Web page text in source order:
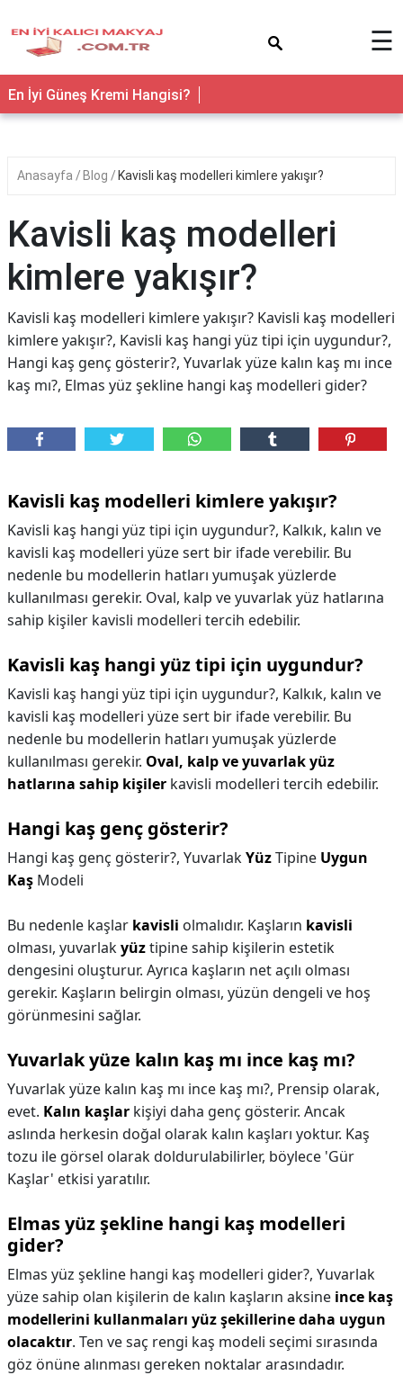
☰
En İyi Güneş Kremi Hangisi?
Anasayfa Blog Kavisli kaş modelleri kimlere yakışır?
Kavisli kaş modelleri
kimlere yakışır?
Kavisli kaş modelleri kimlere yakışır? Kavisli kaş modelleri
kimlere yakışır?, Kavisli kaş hangi yüz tipi için uygundur?,
Hangi kaş genç gösterir?, Yuvarlak yüze kalın kaş mı ince
kaş mı?, Elmas yüz şekline hangi kaş modelleri gider?
Kavisli kaş modelleri kimlere yakışır?
Kavisli kaş hangi yüz tipi için uygundur?, Kalkık, kalın ve
kavisli kaş modelleri yüze sert bir ifade verebilir. Bu
nedenle bu modellerin hatları yumuşak yüzlerde
kullanılması gerekir. Oval, kalp ve yuvarlak yüz hatlarına
sahip kişiler kavisli modelleri tercih edebilir.
Kavisli kaş hangi yüz tipi için uygundur?
Kavisli kaş hangi yüz tipi için uygundur?, Kalkık, kalın ve
kavisli kaş modelleri yüze sert bir ifade verebilir. Bu
nedenle bu modellerin hatları yumuşak yüzlerde
kullanılması gerekir. Oval, kalp ve yuvarlak yüz
hatlarına sahip kişiler kavisli modelleri tercih edebilir.
Hangi kaş genç gösterir?
Hangi kaş genç gösterir?, YuvarlakYüzTipine Uygun
Kaş Modeli
Bu nedenle kaşlar kavisli olmalıdır. Kaşların kavisli
olması, yuvarlakyüztipine sahip kişilerin estetik
dengesini oluşturur. Ayrıca kaşların net açılı olması
gerekir. Kaşların belirgin olması, yüzün dengeli ve hoş
görünmesini sağlar.
Yuvarlak yüze kalın kaş mı ince kaş mı?
Yuvarlak yüze kalın kaş mı ince kaş mı?, Prensip olarak,
evet. Kalın kaşlar kişiyi daha genç gösterir. Ancak
aslında herkesin doğal olarak kalın kaşları yoktur. Kaş
tozu ile görsel olarak doldurulabilirler, böylece 'Gür
Kaşlar' etkisi yaratılır.
Elmas yüz şekline hangi kaş modelleri
gider?
Elmas yüz şekline hangi kaş modelleri gider?, Yuvarlak
yüze sahip olan kişilerin de kalın kaşların aksine ince kaş
modellerini kullanmaları yüz şekillerine daha uygun
olacaktır. Ten ve saç rengi kaş modeli seçimi sırasında
göz önüne alınması gereken noktalar arasındadır.